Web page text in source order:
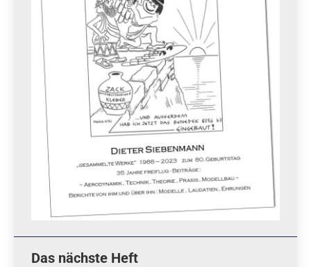
Das nächste Heft